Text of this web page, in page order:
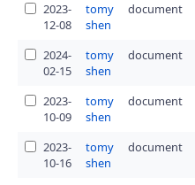
2023-
12-08
tomy
shen
document
2024-
02-15
tomy
shen
document
2023-
10-09
tomy
shen
document
2023-
10-16
tomy
shen
document